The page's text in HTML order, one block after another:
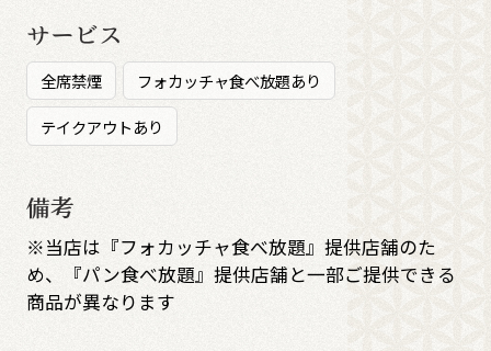
サービス
全席禁煙
フォカッチャ食べ放題あり
テイクアウトあり
備考
※当店は『フォカッチャ食べ放題』提供店舗のた
め、『パン食べ放題』提供店舗と一部ご提供できる
商品が異なります